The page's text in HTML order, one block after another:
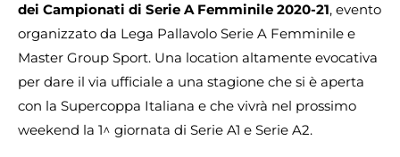
dei Campionati di Serie A Femminile 2020-21, evento
organizzato da Lega Pallavolo Serie A Femminile e
Master Group Sport. Una location altamente evocativa
per dare il via ufficiale a una stagione che si è aperta
con la Supercoppa Italiana e che vivrà nel prossimo
weekend la 1^ giornata di Serie A1 e Serie A2.